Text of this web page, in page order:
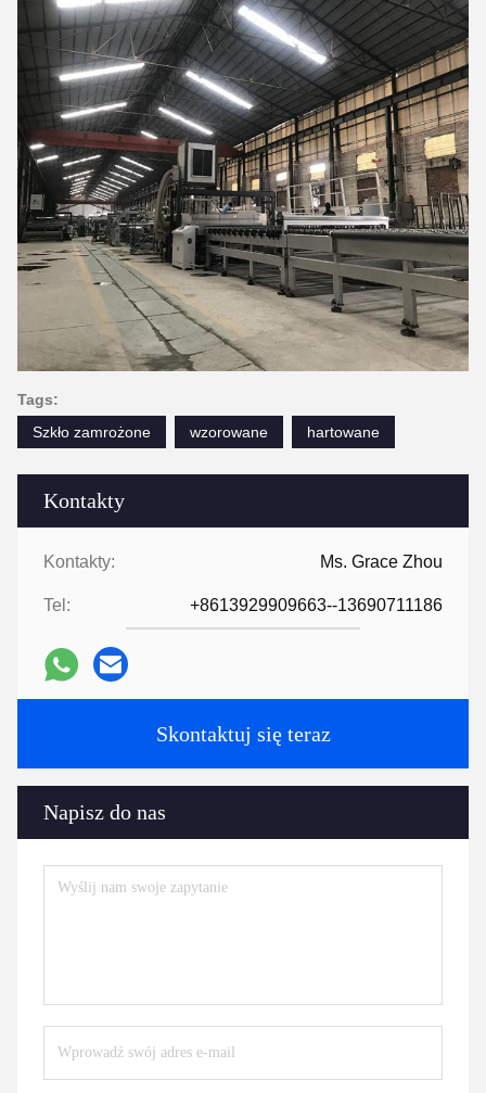
Kontakty
Kontakty: Ms. Grace Zhou
Tel: +8613929909663--13690711186
Skontaktuj się teraz
Napisz do nas
Tags:
Szkło zamrożone
wzorowane hartowane